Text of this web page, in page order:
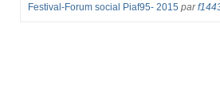
Festival-Forum social Piaf95- 2015 par